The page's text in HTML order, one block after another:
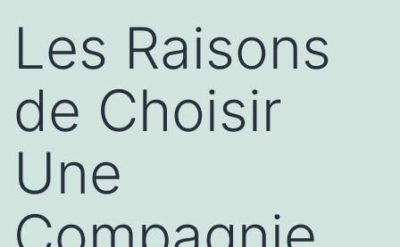
Les Raisons
de Choisir
Une